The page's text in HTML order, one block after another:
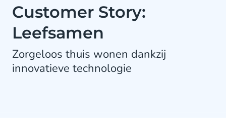
Customer Story:
Leefsamen
Zorgeloos thuis wonen dankzij
innovatieve technologie